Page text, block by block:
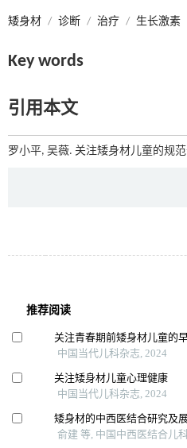
矮身材 / 诊断 / 治疗 / 生长激素
Key words
引用本文
罗小平, 吴薇. 关注矮身材儿童的规